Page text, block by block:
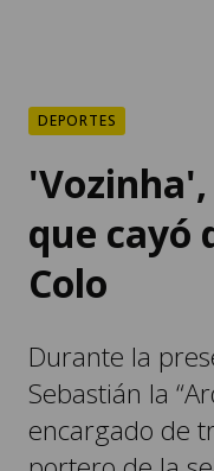
DEPORTES
que cayó
Colo
Durante la
Sebastián la
encargado de